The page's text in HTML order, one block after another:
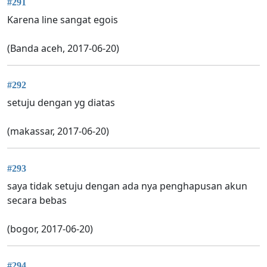
#291
Karena line sangat egois
(Banda aceh, 2017-06-20)
#292
setuju dengan yg diatas
(makassar, 2017-06-20)
#293
saya tidak setuju dengan ada nya penghapusan akun
secara bebas
(bogor, 2017-06-20)